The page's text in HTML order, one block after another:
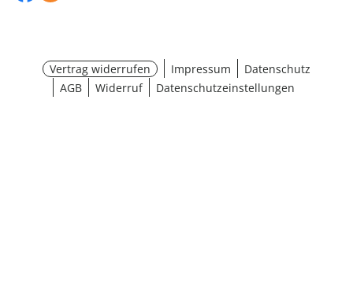
Vertrag widerrufen Impressum
Datenschutz
AGB
Widerruf Datenschutzeinstellungen